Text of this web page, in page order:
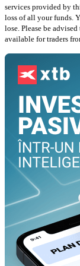
services provided by
loss of all your funds.
lose. Please be
available for traders